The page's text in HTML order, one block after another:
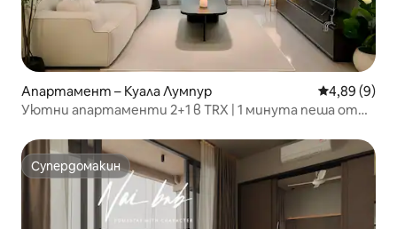
Апартамент – Куала Лумпур Средна
4,89 (9)
Уютни апартаменти 2+1 в TRX | 1 минута пеша от
Супердомакин
Супердомакин